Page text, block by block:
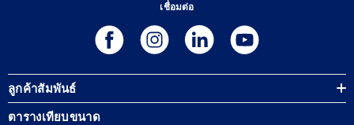
เชื่อมต่อ
ลูกค้าสัมพันธ์
ตารางเทียบขนาด